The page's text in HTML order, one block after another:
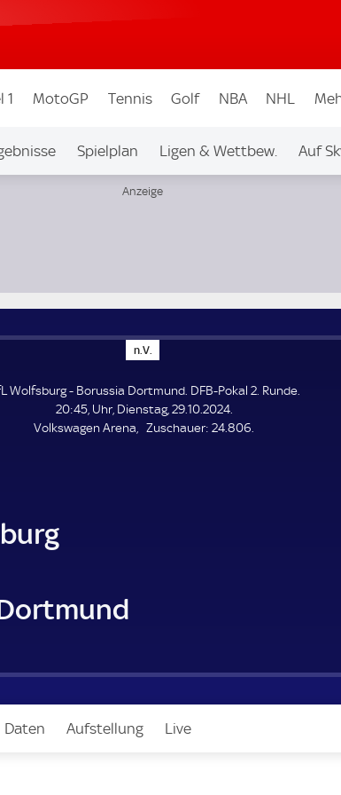
1 MotoGP Tennis Golf NBA NHL
Spielplan Ligen & Wettbew. Auf
n.V.
.
.
Wolfsburg - Borussia Dortmund. DFB-Pokal 2. Runde.
20:45, Uhr, Dienstag, 29.10.2024.
Volkswagen Arena
Zuschauer: Z
24.806.
Daten Aufstellung Live